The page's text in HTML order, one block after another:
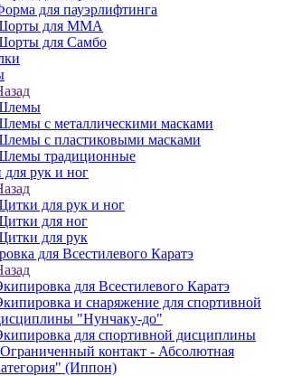
для пауэрлифтинга
для ММА
для Самбо
с металлическими масками
с пластиковыми масками
традиционные
рук и ног
для рук и ног
для ног
для рук
для Всестилевого Каратэ
для Всестилевого Каратэ
и снаряжение для спортивной
"Нунчаку-до"
для спортивной дисциплины
контакт - Абсолютная
(Иппон)